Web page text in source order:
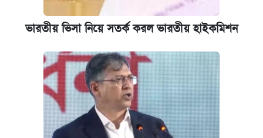
ভারতীয় ভিসা নিয়ে সতর্ক করল ভারতীয় হাইকমিশন